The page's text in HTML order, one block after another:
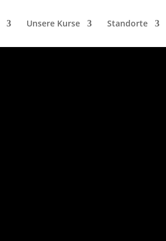
Unsere Kurse Standorte